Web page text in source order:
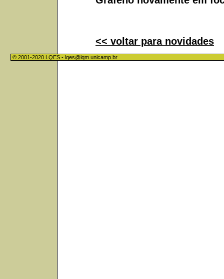
<< voltar para novidades
© 2001-2020 LQES - lqes@iqm.unicamp.br